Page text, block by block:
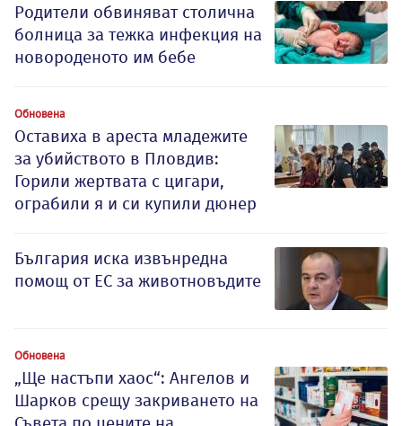
Родители обвиняват столична
болница за тежка инфекция на
новороденото им бебе
Обновена
Оставиха в ареста младежите
за убийството в Пловдив:
Горили жертвата с цигари,
ограбили я и си купили дюнер
България иска извънредна
помощ от ЕС за животновъдите
Обновена
„Ще настъпи хаос“: Ангелов и
Шарков срещу закриването на